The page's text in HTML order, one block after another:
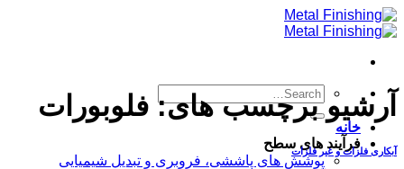
Skip
to
خانه
فرآیند های سطح
پوشش های پاششی، فروبری و تبدیل شیمیایی
آرشیو برچسب های: فلوبورات
آبکاری فلزات و غیر فلزات